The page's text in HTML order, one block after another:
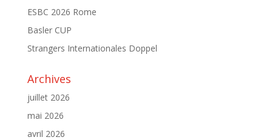
ESBC 2026 Rome
Basler CUP
Strangers Internationales Doppel
Archives
juillet 2026
mai 2026
avril 2026